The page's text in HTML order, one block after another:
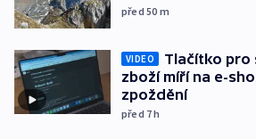
před 50 m
VIDEO
Tlačítko pro
zboží míří na e-
zpoždění
před 7h